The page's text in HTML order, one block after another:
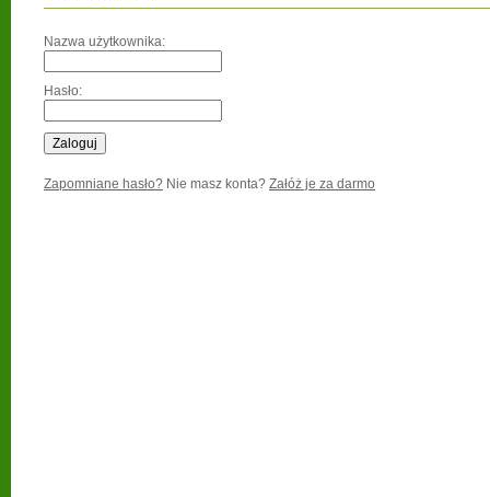
Nazwa użytkownika:
Hasło:
Zapomniane hasło? Nie masz konta? Załóż je za darmo